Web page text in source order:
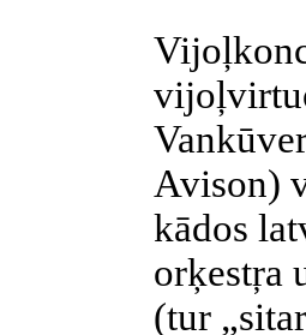
Avison)
kādos
orķestŗa
(tur